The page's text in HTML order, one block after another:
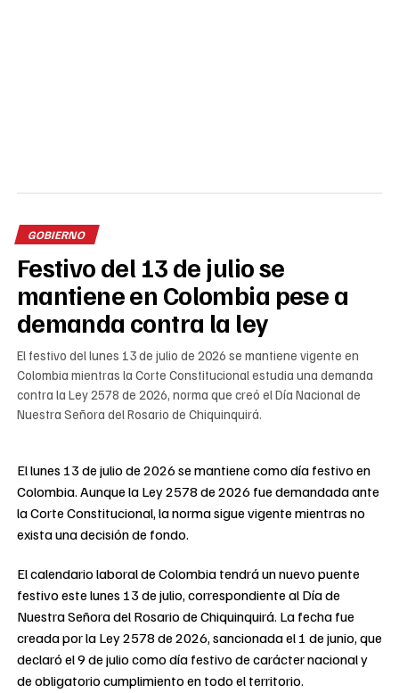
GOBIERNO
Festivo del 13 de julio se
mantiene en Colombia pese a
demanda contra la ley
El festivo del lunes 13 de julio de 2026 se mantiene vigente en
Colombia mientras la Corte Constitucional estudia una demanda
contra la Ley 2578 de 2026, norma que creó el Día Nacional de
Nuestra Señora del Rosario de Chiquinquirá.
El lunes 13 de julio de 2026 se mantiene como día festivo en
Colombia. Aunque la Ley 2578 de 2026 fue demandada ante
la Corte Constitucional, la norma sigue vigente mientras no
exista una decisión de fondo.
El calendario laboral de Colombia tendrá un nuevo puente
festivo este lunes 13 de julio, correspondiente al Día de
Nuestra Señora del Rosario de Chiquinquirá. La fecha fue
creada por la Ley 2578 de 2026, sancionada el 1 de junio, que
declaró el 9 de julio como día festivo de carácter nacional y
de obligatorio cumplimiento en todo el territorio.